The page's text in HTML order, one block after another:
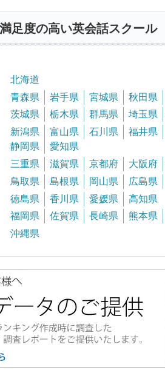
足度の高い英会話スクール
北海道
青森県 岩手県 宮城県 秋田県
茨城県 栃木県 群馬県 埼玉県
新潟県 富山県 石川県 福井県
静岡県
愛知県
三重県 滋賀県 京都府 大阪府
鳥取県 島根県 岡山県 広島県
徳島県 香川県 愛媛県
高知県
福岡県 佐賀県 長崎県 熊本県
沖縄県